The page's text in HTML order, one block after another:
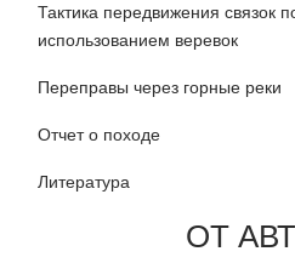
Тактика передвижения связок
использованием веревок
Переправы через горные реки
Отчет о походе
Литература
ОТ